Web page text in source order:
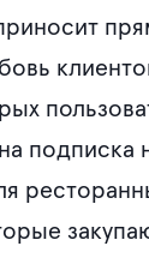
подписка